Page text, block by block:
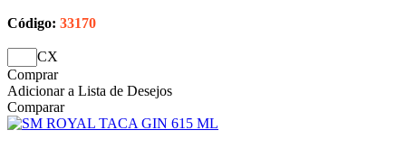
Código: 33170
CX
Comprar
Adicionar a Lista de Desejos
Comparar